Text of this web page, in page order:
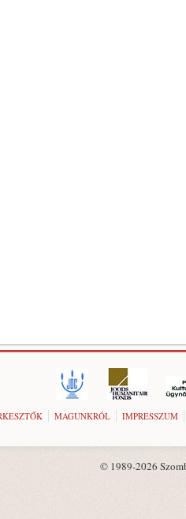
MAGUNKRÓL IMPRESSZUM
© 1989-2026